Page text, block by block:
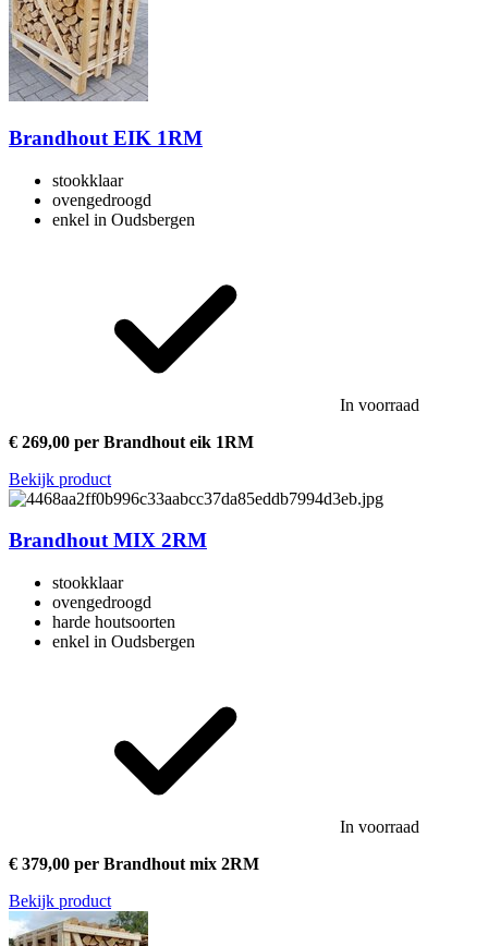
Brandhout EIK 1RM
stookklaar
ovengedroogd
enkel in Oudsbergen
In voorraad
€ 269,00 per Brandhout eik 1RM
Bekijk product
Brandhout MIX 2RM
stookklaar
ovengedroogd
harde houtsoorten
enkel in Oudsbergen
In voorraad
€ 379,00 per Brandhout mix 2RM
Bekijk product